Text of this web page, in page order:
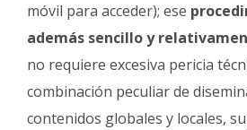
móvil para acceder); ese
además sencillo y
no requiere excesiva pericia
combinación peculiar de
contenidos globales y locales,